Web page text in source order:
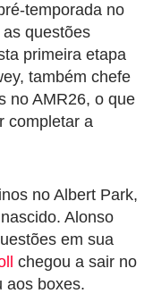
temporada no
questões
primeira etapa
também chefe
no AMR26, o que
completar a
no Albert Park,
Alonso
em sua
chegou a sair no
aos boxes.